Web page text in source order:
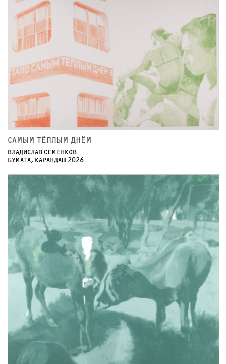
САМЫМ ТЁПЛЫМ ДНЁМ
ВЛАДИСЛАВ СЕМЕНКОВ
БУМАГА, КАРАНДАШ 2026